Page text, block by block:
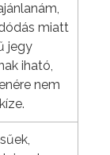
miatt
jegy
iható,
nem